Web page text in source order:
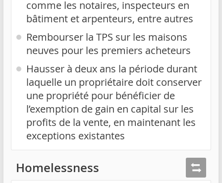
comme les notaires, inspecteurs en
bâtiment et arpenteurs, entre autres
Rembourser la TPS sur les maisons
neuves pour les premiers acheteurs
Hausser à deux ans la période durant
laquelle un propriétaire doit conserver
une propriété pour bénéficier de
l’exemption de gain en capital sur les
profits de la vente, en maintenant les
exceptions existantes
Homelessness